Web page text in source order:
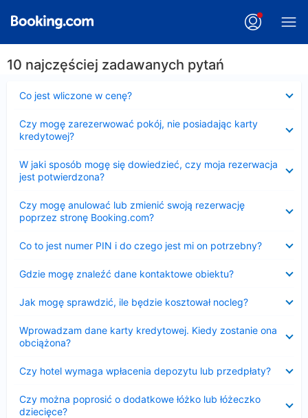
10 najczęściej zadawanych pytań
Co jest wliczone w cenę?
Czy mogę zarezerwować pokój, nie posiadając karty
kredytowej?
W jaki sposób mogę się dowiedzieć, czy moja rezerwacja
jest potwierdzona?
Czy mogę anulować lub zmienić swoją rezerwację
poprzez stronę Booking.com?
Co to jest numer PIN i do czego jest mi on potrzebny?
Gdzie mogę znaleźć dane kontaktowe obiektu?
Jak mogę sprawdzić, ile będzie kosztował nocleg?
Wprowadzam dane karty kredytowej. Kiedy zostanie ona
obciążona?
Czy hotel wymaga wpłacenia depozytu lub przedpłaty?
Czy można poprosić o dodatkowe łóżko lub łóżeczko
dziecięce?